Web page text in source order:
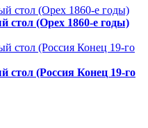
стол (Орех 1860-е годы)
(Россия Конец 19-го